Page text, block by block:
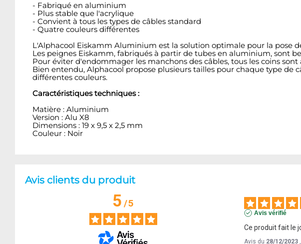
- Fabriqué en aluminium
- Plus stable que l'acrylique
- Convient à tous les types de câbles standard
- Quatre couleurs différentes
L'Alphacool Eiskamm Aluminium est la solution optimale pour la pose
Les peignes Eiskamm, fabriqués à partir de tubes en aluminium, sont
Pour éviter d'endommager les manchons des câbles, tous les coins
Bien entendu, Alphacool propose plusieurs tailles pour chaque type de
différentes couleurs.
Caractéristiques techniques :
Matière : Aluminium
Version : Alu X8
Dimensions : 19 x 9,5 x 2,5 mm
Couleur : Noir
Avis clients du produit
5/5
Avis vérifié
Ce produit fait le
Avis du 28/12/2023